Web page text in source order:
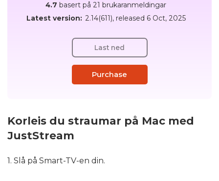
4.7 basert på 21 brukaranmeldingar
Latest version: 2.14(611), released 6 Oct, 2025
Last ned
Purchase
Korleis du straumar på Mac med
JustStream
1. Slå på Smart-TV-en din.